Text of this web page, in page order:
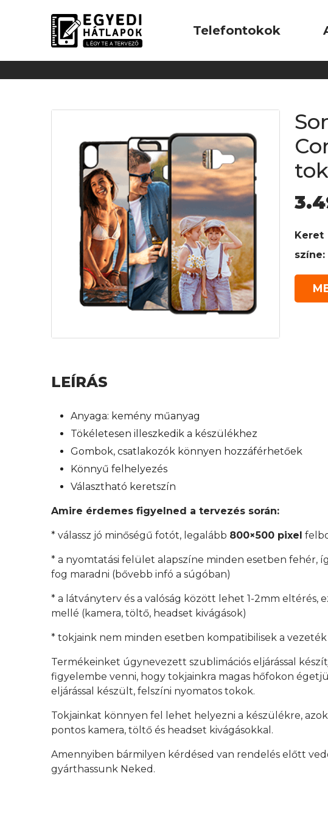
Telefontokok
tok
Keret
színe:
LEÍRÁS
Anyaga: kemény műanyag
Tökéletesen illeszkedik a készülékhez
Gombok, csatlakozók könnyen hozzáférhetőek
Könnyű felhelyezés
Választható keretszín
Amire érdemes figyelned a tervezés során:
* válassz jó minőségű fotót, legalább 800×500 pixel
* a nyomtatási felület alapszíne minden esetben fehér,
fog maradni (bővebb infó a súgóban)
* a látványterv és a valóság között lehet 1-2mm eltérés,
mellé (kamera, töltő, headset kivágások)
* tokjaink nem minden esetben kompatibilisek a
Termékeinket úgynevezett szublimációs eljárással
figyelembe venni, hogy tokjainkra magas hőfokon
eljárással készült, felszíni nyomatos tokok.
Tokjainkat könnyen fel lehet helyezni a készülékre,
pontos kamera, töltő és headset kivágásokkal.
Amennyiben bármilyen kérdésed van rendelés előtt
gyárthassunk Neked.